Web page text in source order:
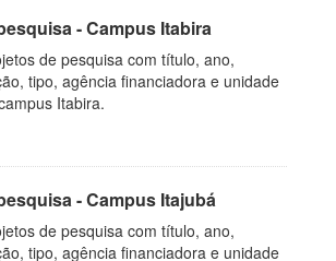
- Campus Itabira
de pesquisa com título, ano,
tipo, agência financiadora e unidade
Itabira.
- Campus Itajubá
de pesquisa com título, ano,
tipo, agência financiadora e unidade